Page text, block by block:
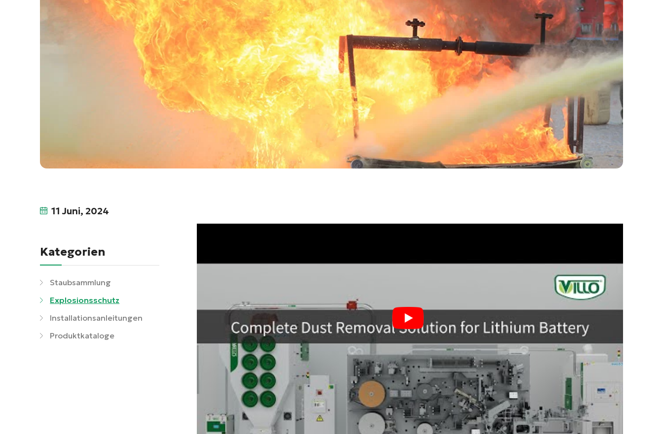
11 Juni, 2024
Kategorien
Staubsammlung
Explosionsschutz
Installationsanleitungen
Produktkataloge